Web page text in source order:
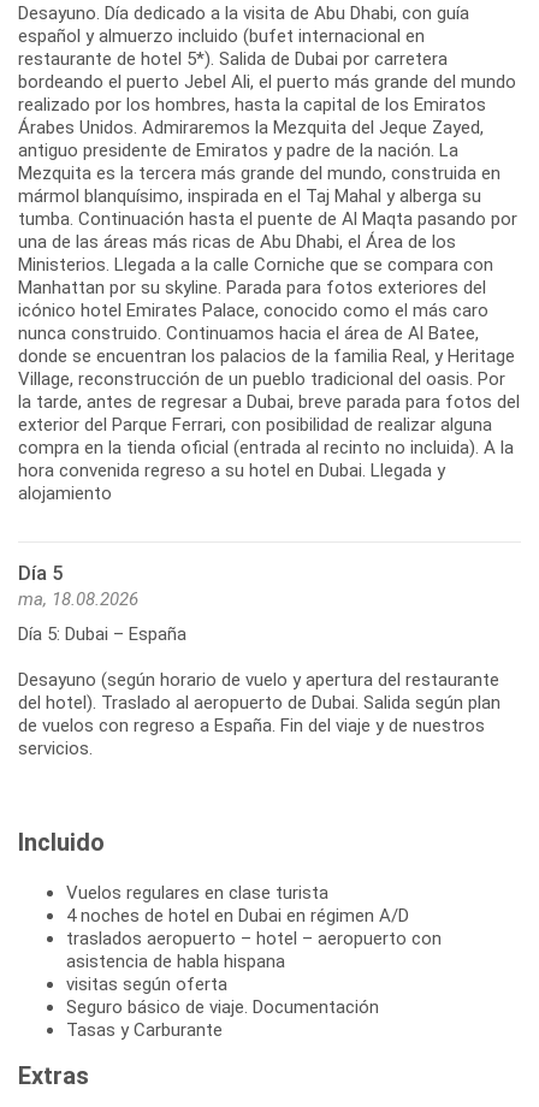
Desayuno. Día dedicado a la visita de Abu Dhabi, con guía
español y almuerzo incluido (bufet internacional en
restaurante de hotel 5*). Salida de Dubai por carretera
bordeando el puerto Jebel Ali, el puerto más grande del mundo
realizado por los hombres, hasta la capital de los Emiratos
Árabes Unidos. Admiraremos la Mezquita del Jeque Zayed,
antiguo presidente de Emiratos y padre de la nación. La
Mezquita es la tercera más grande del mundo, construida en
mármol blanquísimo, inspirada en el Taj Mahal y alberga su
tumba. Continuación hasta el puente de Al Maqta pasando por
una de las áreas más ricas de Abu Dhabi, el Área de los
Ministerios. Llegada a la calle Corniche que se compara con
Manhattan por su skyline. Parada para fotos exteriores del
icónico hotel Emirates Palace, conocido como el más caro
nunca construido. Continuamos hacia el área de Al Batee,
donde se encuentran los palacios de la familia Real, y Heritage
Village, reconstrucción de un pueblo tradicional del oasis. Por
la tarde, antes de regresar a Dubai, breve parada para fotos del
exterior del Parque Ferrari, con posibilidad de realizar alguna
compra en la tienda oficial (entrada al recinto no incluida). A la
hora convenida regreso a su hotel en Dubai. Llegada y
alojamiento
Día 5
ma, 18.08.2026
Día 5: Dubai – España
Desayuno (según horario de vuelo y apertura del restaurante
del hotel). Traslado al aeropuerto de Dubai. Salida según plan
de vuelos con regreso a España. Fin del viaje y de nuestros
servicios.
Incluido
Vuelos regulares en clase turista
4 noches de hotel en Dubai en régimen A/D
traslados aeropuerto – hotel – aeropuerto con
asistencia de habla hispana
visitas según oferta
Seguro básico de viaje. Documentación
Tasas y Carburante
Extras